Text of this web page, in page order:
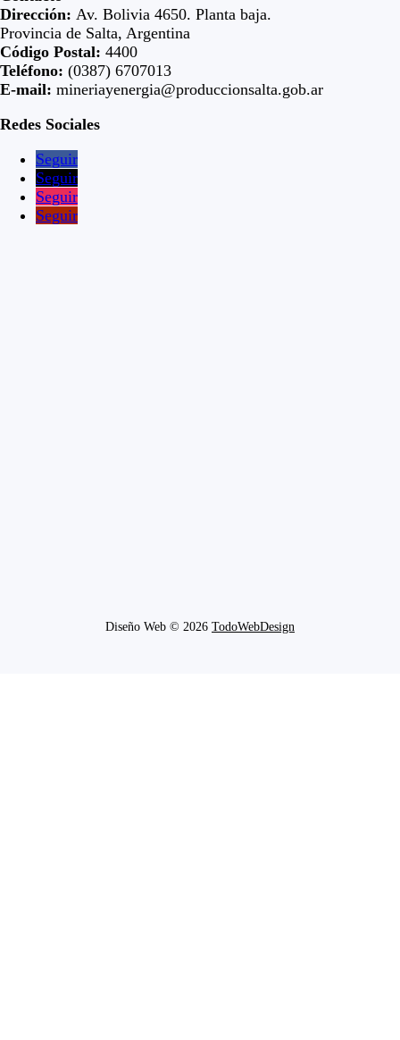
Dirección: Av. Bolivia 4650. Planta baja.
Provincia de Salta, Argentina
Código Postal: 4400
Teléfono: (0387) 6707013
E-mail: mineriayenergia@produccionsalta.gob.ar
Redes Sociales
Seguir
Seguir
Seguir
Seguir
Diseño Web © 2026 TodoWebDesign